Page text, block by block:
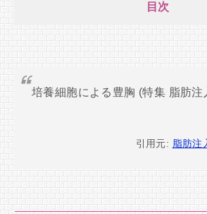
目次
培養細胞による豊胸 (特集 脂肪注
引用元: 脂肪注